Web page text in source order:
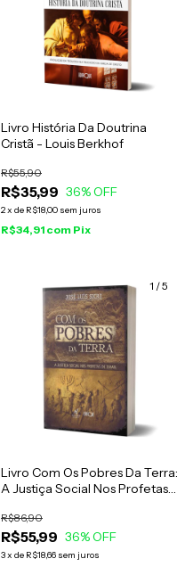
Livro História Da Doutrina
Cristã - Louis Berkhof
R$35,99
R$55,90
36% OFF
2x de R$18,00 sem juros
R$34,91 com Pix
1 /5
Livro Com Os Pobres Da Terra:
A Justiça Social Nos Profetas
R$55,99
R$86,90
36% OFF
3x de R$18,66 sem juros